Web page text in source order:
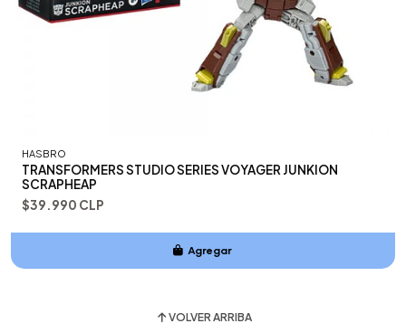
HASBRO
TRANSFORMERS STUDIO SERIES VOYAGER JUNKION
SCRAPHEAP
$39.990 CLP
Agregar
VOLVER ARRIBA